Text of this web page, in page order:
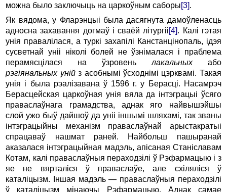
можна было заключыць на царкоўным саборы[3].
Як вядома, у Фларэнцыі была дасягнута дамоўленасць
адносна захавання догмаў і сваёй літургіі[4]. Калі гэтая
унія правалілася, а туркі захапілі Канстанцінопаль, ідэя
сусветнай уніі ніколі болей не ўзнімалася і праблема
перамясцілася на ўзровень лакальныхабо
рэгіянальных унійз асобнымі ўсходнімі цэрквамі. Такая
унія і была рэалізавана ў 1596 г. у Берасці. Насамрэч
Берасцейская царкоўная унія вяла да інтэграцыі ўсяго
праваслаўнага грамадства, аднак яго найвышэйшы
слой ужо быў дайшоў да уніі іншымі шляхамі, так званы
інтэграцыйны механізм праваслаўнай арыстакратыі
спрацаваў нашмат раней. Найбольш пашыранай
аказалася інтэграцыйная мадэль, апісаная Станіславам
Котам, калі праваслаўныя пераходзілі ў Рэфармацыю і з
яе не вярталіся ў праваслаўе, але схіляліся ў
каталіцызм. Іншая мадэль — праваслаўныя пераходзілі
ў каталіцызм мінаючы Рэфармацыю. Аднак самае